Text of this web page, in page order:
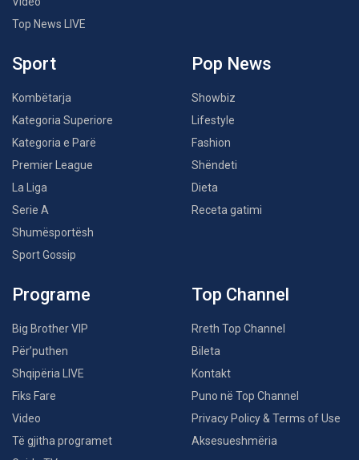
Top News LIVE
Sport
Kombëtarja
Kategoria Superiore
Kategoria e Parë
Premier League
La Liga
Serie A
Shumësportësh
Sport Gossip
Pop News
Showbiz
Lifestyle
Fashion
Shëndeti
Dieta
Receta gatimi
Programe
Big Brother VIP
Për’puthen
Shqipëria LIVE
Fiks Fare
Video
Të gjitha programet
Top Channel
Rreth Top Channel
Bileta
Kontakt
Puno në Top Channel
Privacy Policy & Terms of Use
Aksesueshmëria